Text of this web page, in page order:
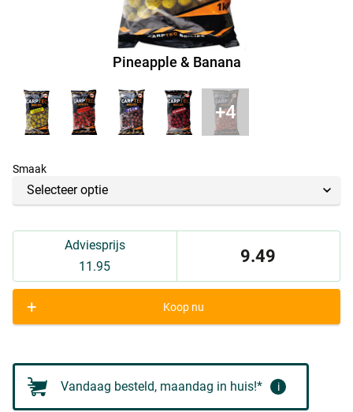
Pineapple & Banana
Strawberry
Smaak
Adviesprijs
11.95
9.49
+ Koop nu
Vandaag besteld, maandag in huis!* i